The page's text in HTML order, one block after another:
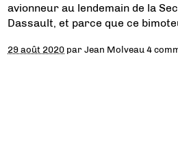
avionneur au lendemain de la
Dassault, et parce que ce
29 août 2020 parJean Molveau 4